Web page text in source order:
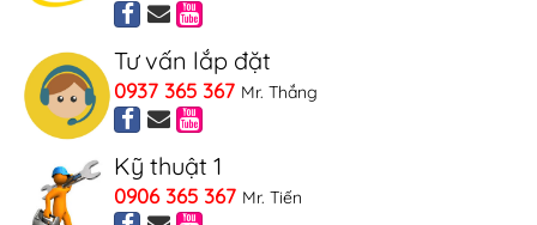
Tư vấn lắp đặt
0937 365 367 Mr. Thắng
Kỹ thuật 1
0906 365 367 Mr. Tiến